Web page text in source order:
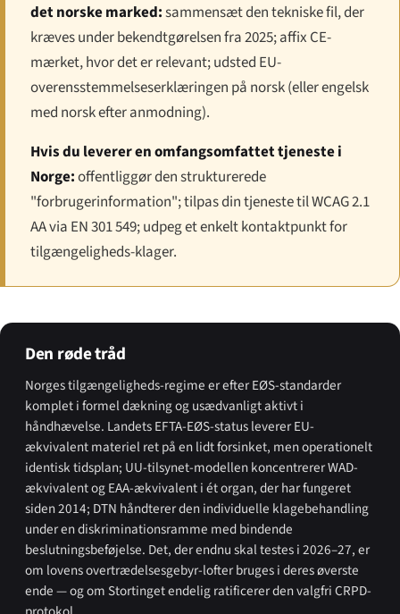
det norske marked:sammensæt den tekniske fil, der
kræves under bekendtgørelsen fra 2025; affix CE-
mærket, hvor det er relevant; udsted EU-
overensstemmelseserklæringen på norsk (eller engelsk
med norsk efter anmodning).
Hvis du leverer en omfangsomfattet tjeneste i
Norge:offentliggør den strukturerede
"forbrugerinformation"; tilpas din tjeneste til WCAG 2.1
AA via EN 301 549; udpeg et enkelt kontaktpunkt for
tilgængeligheds-klager.
Den røde tråd
Norges tilgængeligheds-regime er efter EØS-standarder
komplet i formel dækning og usædvanligt aktivt i
håndhævelse. Landets EFTA-EØS-status leverer EU-
ækvivalent materiel ret på en lidt forsinket, men operationelt
identisk tidsplan; UU-tilsynet-modellen koncentrerer WAD-
ækvivalent og EAA-ækvivalent i ét organ, der har fungeret
siden 2014; DTN håndterer den individuelle klagebehandling
under en diskriminationsramme med bindende
beslutningsbeføjelse. Det, der endnu skal testes i 2026–27, er
om lovens overtrædelsesgebyr-lofter bruges i deres øverste
ende — og om Stortinget endelig ratificerer den valgfri CRPD-